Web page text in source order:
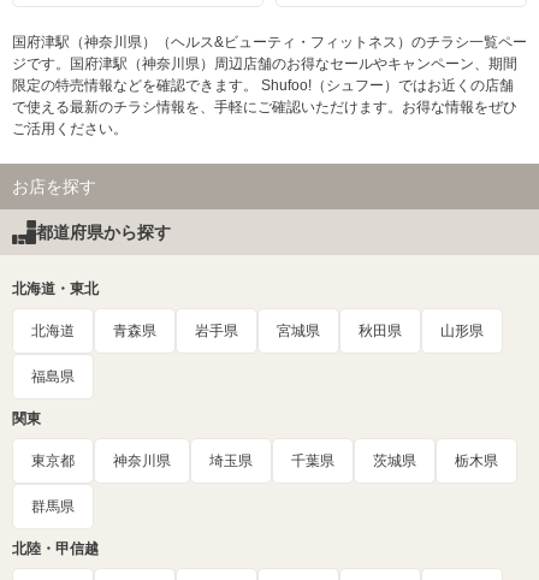
国府津駅（神奈川県）（ヘルス&ビューティ・フィットネス）のチラシ一覧ペー
ジです。国府津駅（神奈川県）周辺店舗のお得なセールやキャンペーン、期間
限定の特売情報などを確認できます。 Shufoo!（シュフー）ではお近くの店舗
で使える最新のチラシ情報を、手軽にご確認いただけます。お得な情報をぜひ
ご活用ください。
お店を探す
都道府県から探す
北海道・東北
北海道 青森県 岩手県 宮城県 秋田県 山形県
福島県
関東
東京都 神奈川県 埼玉県 千葉県 茨城県 栃木県
群馬県
北陸・甲信越